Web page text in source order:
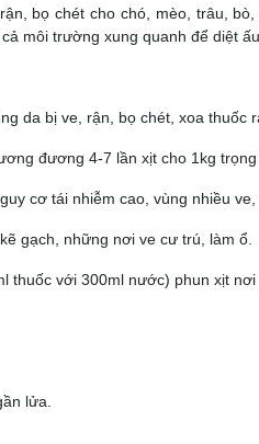
bọ chét cho chó, mèo, trâu,
môi trường xung quanh để diệt
da bị ve, rận, bọ chét, xoa thuốc
đương 4-7 lần xịt cho 1kg
cơ tái nhiễm cao, vùng nhiều
gạch, những nơi ve cư trú, làm ổ.
với 300ml nước) phun xịt
lửa.